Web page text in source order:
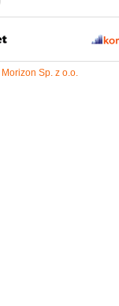
Sp. z o.o.